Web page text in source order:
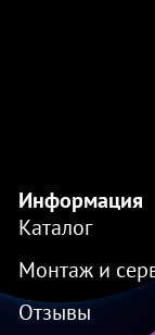
Информация
Каталог
Монтаж и
Отзывы